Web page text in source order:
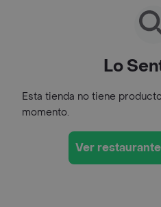
Lo
Esta tienda no tiene
momento.
Ver